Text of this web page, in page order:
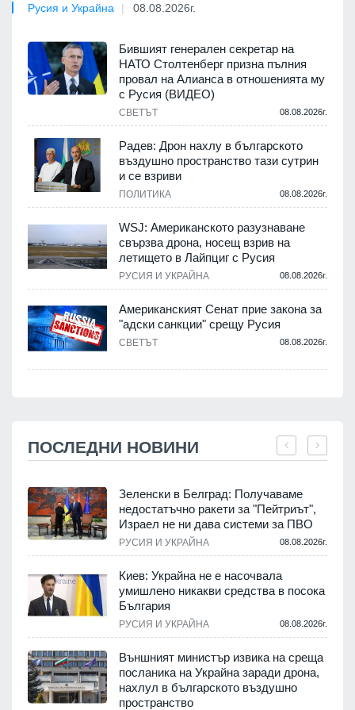
Русия и Украйна 08.08.2026г.
Бившият генерален секретар на
НАТО Столтенберг призна пълния
провал на Алианса в отношенията му
с Русия (ВИДЕО)
СВЕТЪТ 08.08.2026г.
Радев: Дрон нахлу в българското
въздушно пространство тази сутрин
и се взриви
ПОЛИТИКА 08.08.2026г.
WSJ: Американското разузнаване
свързва дрона, носещ взрив на
летището в Лайпциг с Русия
РУСИЯ И УКРАЙНА 08.08.2026г.
Американският Сенат прие закона за
"адски санкции" срещу Русия
СВЕТЪТ 08.08.2026г.
ПОСЛЕДНИ НОВИНИ
Зеленски в Белград: Получаваме
недостатъчно ракети за "Пейтриът",
Израел не ни дава системи за ПВО
РУСИЯ И УКРАЙНА 08.08.2026г.
Киев: Украйна не е насочвала
умишлено никакви средства в посока
България
РУСИЯ И УКРАЙНА 08.08.2026г.
Външният министър извика на среща
посланика на Украйна заради дрона,
нахлул в българското въздушно
пространство